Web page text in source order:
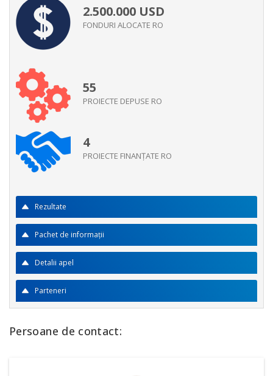
2.500.000 USD
FONDURI ALOCATE RO
55
PROIECTE DEPUSE RO
4
PROIECTE FINANŢATE RO
Rezultate
Pachet de informații
Detalii apel
Parteneri
Persoane de contact: